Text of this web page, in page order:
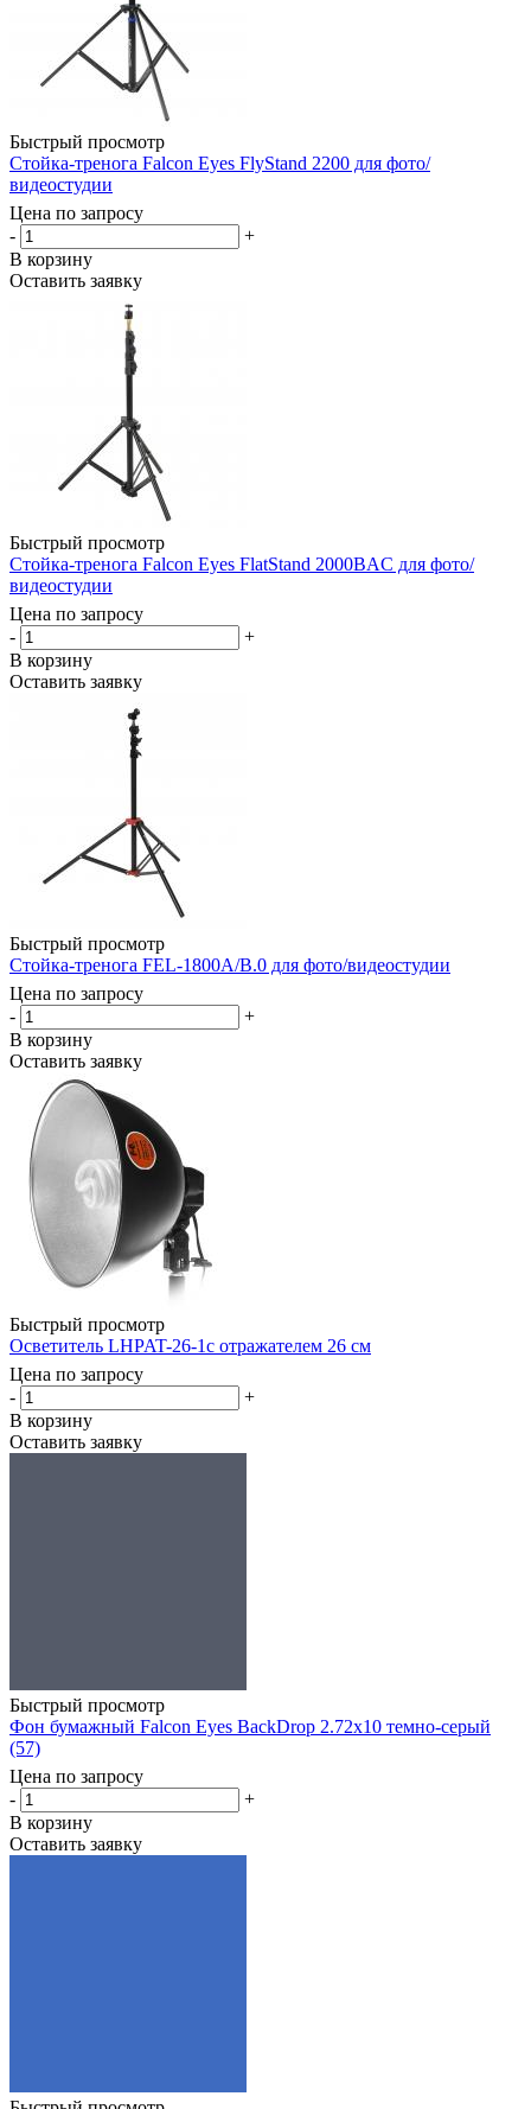
Быстрый просмотр
Стойка-тренога Falcon Eyes FlyStand 2200 для фото/
видеостудии
Цена по запросу
-
+
В корзину
Оставить заявку
Быстрый просмотр
Стойка-тренога Falcon Eyes FlatStand 2000BAC для фото/
видеостудии
Цена по запросу
-
+
В корзину
Оставить заявку
Быстрый просмотр
Стойка-тренога FEL-1800A/B.0 для фото/видеостудии
Цена по запросу
-
+
В корзину
Оставить заявку
Быстрый просмотр
Осветитель LHPAT-26-1с отражателем 26 см
Цена по запросу
-
+
В корзину
Оставить заявку
Быстрый просмотр
Фон бумажный Falcon Eyes BackDrop 2.72x10 темно-серый
(57)
Цена по запросу
-
+
В корзину
Оставить заявку